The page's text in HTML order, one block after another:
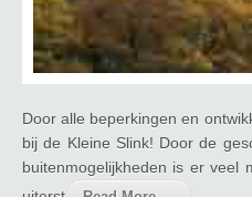
Door alle beperkingen en
bij de Kleine Slink! Door de
buitenmogelijkheden is er veel